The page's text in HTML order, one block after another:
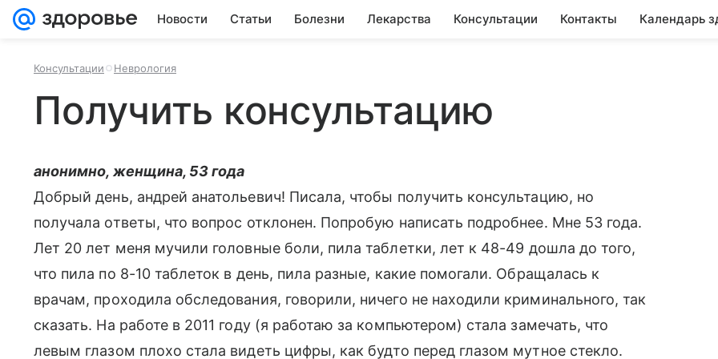
Новости Статьи Болезни Лекарства Консультации Контакты Календарь
Консультации Неврология
Получить консультацию
анонимно, женщина, 53 года
Добрый день, андрей анатольевич! Писала, чтобы получить консультацию, но
получала ответы, что вопрос отклонен. Попробую написать подробнее. Мне 53 года.
Лет 20 лет меня мучили головные боли, пила таблетки, лет к 48-49 дошла до того,
что пила по 8-10 таблеток в день, пила разные, какие помогали. Обращалась к
врачам, проходила обследования, говорили, ничего не находили криминального, так
сказать. На работе в 2011 году (я работаю за компьютером) стала замечать, что
левым глазом плохо стала видеть цифры, как будто перед глазом мутное стекло.